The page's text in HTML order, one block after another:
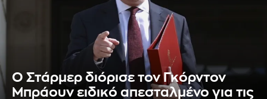
Ο Στάρμερ διόρισε τον Γκόρντον
Μπράουν ειδικό απεσταλμένο για τις